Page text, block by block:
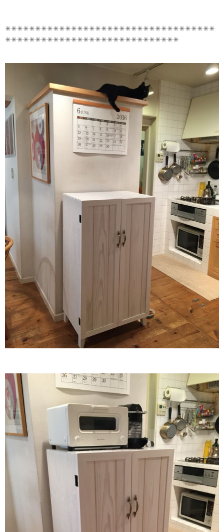
✳✳✳✳✳✳✳✳✳✳✳✳✳✳✳✳✳✳✳✳✳✳✳✳✳✳✳✳✳✳✳✳✳✳✳
✳✳✳✳✳✳✳✳✳✳✳✳✳✳✳✳✳✳✳✳✳✳✳✳✳✳✳✳✳